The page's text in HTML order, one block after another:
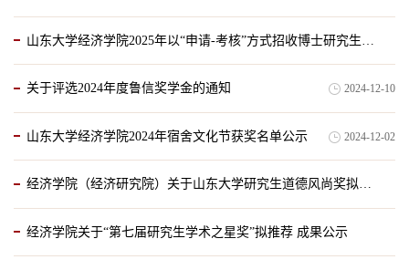
关于评选2024年度鲁信奖学金的通知 2024-12-10
山东大学经济学院2024年宿舍文化节获奖名单公示 2024-12-02
经济学院（经济研究院）关于山东大学研究生道德风尚奖拟推荐人选的公示
经济学院关于“第七届研究生学术之星奖”拟推荐 成果公示